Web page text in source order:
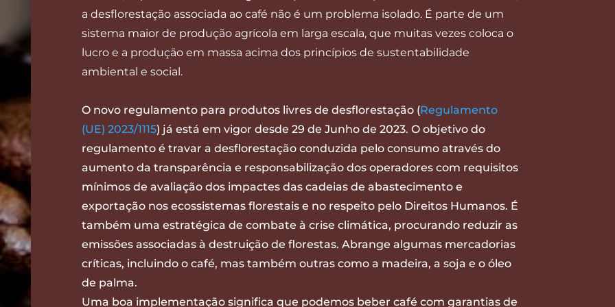
a desflorestação associada ao café não é um problema isolado. É parte de um
sistema maior de produção agrícola em larga escala, que muitas vezes coloca o
lucro e a produção em massa acima dos princípios de sustentabilidade
ambiental e social.
O novo regulamento para produtos livres de desflorestação (Regulamento
(UE) 2023/1115) já está em vigor desde 29 de Junho de 2023.O objetivo do
regulamento é travar a desflorestação conduzida pelo consumo através do
aumento da transparência e responsabilização dos operadores com requisitos
mínimos de avaliação dos impactes das cadeias de abastecimento e
exportação nos ecossistemas florestais e no respeito pelo Direitos Humanos. É
também uma estratégica de combate à crise climática, procurando reduzir as
emissões associadas à destruição de florestas.Abrange algumas mercadorias
críticas, incluindo o café, mas também outras como a madeira, a soja e o óleo
de palma.
Uma boa implementação significa que podemos beber café com garantias de